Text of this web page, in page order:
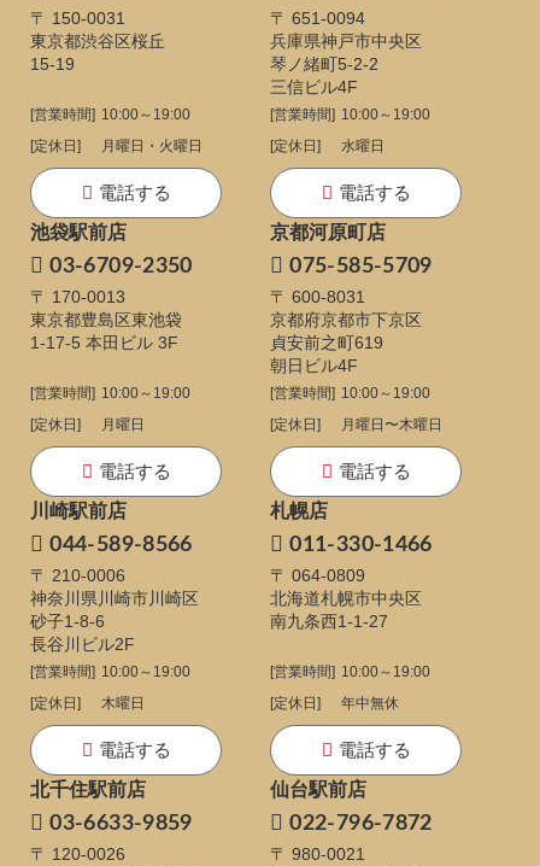
〒 150-0031
東京都渋谷区桜丘
15-19
[営業時間] 10:00～19:00
[定休日]
月曜日・火曜日
電話する
〒 651-0094
兵庫県神戸市中央区
琴ノ緒町5-2-2
三信ビル4F
[営業時間] 10:00～19:00
[定休日]
水曜日
電話する
池袋駅前店
03-6709-2350
〒 170-0013
東京都豊島区東池袋
1-17-5 本田ビル 3F
[営業時間] 10:00～19:00
[定休日]
月曜日
電話する
京都河原町店
075-585-5709
〒 600-8031
京都府京都市下京区
貞安前之町619
朝日ビル4F
[営業時間] 10:00～19:00
[定休日]
月曜日〜木曜日
電話する
川崎駅前店
044-589-8566
〒 210-0006
神奈川県川崎市川崎区
砂子1-8-6
長谷川ビル2F
[営業時間] 10:00～19:00
[定休日]
木曜日
電話する
札幌店
011-330-1466
〒 064-0809
北海道札幌市中央区
南九条西1-1-27
[営業時間] 10:00～19:00
[定休日]
年中無休
電話する
北千住駅前店
03-6633-9859
〒 120-0026
仙台駅前店
022-796-7872
〒 980-0021